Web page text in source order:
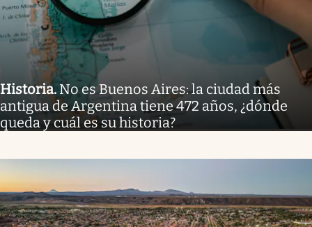
Historia. No es Buenos Aires: la ciudad más
antigua de Argentina tiene 472 años, ¿dónde
queda y cuál es su historia?